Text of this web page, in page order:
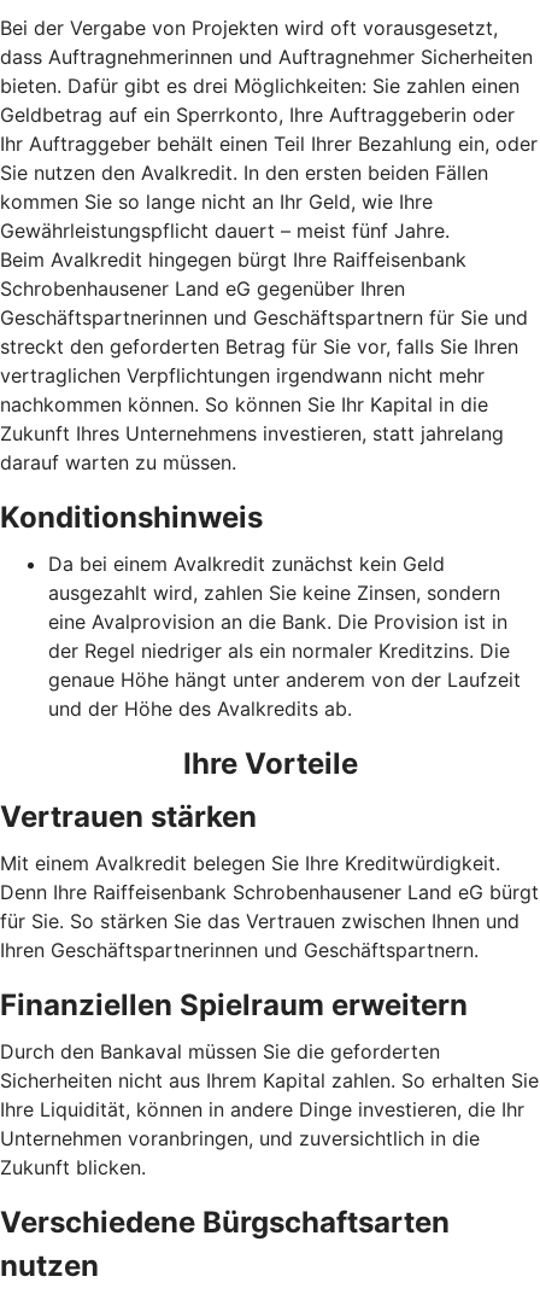
Bei der Vergabe von Projekten wird oft vorausgesetzt,
dass Auftragnehmerinnen und Auftragnehmer Sicherheiten
bieten. Dafür gibt es drei Möglichkeiten: Sie zahlen einen
Geldbetrag auf ein Sperrkonto, Ihre Auftraggeberin oder
Ihr Auftraggeber behält einen Teil Ihrer Bezahlung ein, oder
Sie nutzen den Avalkredit. In den ersten beiden Fällen
kommen Sie so lange nicht an Ihr Geld, wie Ihre
Gewährleistungspflicht dauert – meist fünf Jahre.
Beim Avalkredit hingegen bürgt Ihre Raiffeisenbank
Schrobenhausener Land eG gegenüber Ihren
Geschäftspartnerinnen und Geschäftspartnern für Sie und
streckt den geforderten Betrag für Sie vor, falls Sie Ihren
vertraglichen Verpflichtungen irgendwann nicht mehr
nachkommen können. So können Sie Ihr Kapital in die
Zukunft Ihres Unternehmens investieren, statt jahrelang
darauf warten zu müssen.
Konditionshinweis
Da bei einem Avalkredit zunächst kein Geld
ausgezahlt wird, zahlen Sie keine Zinsen, sondern
eine Avalprovision an die Bank. Die Provision ist in
der Regel niedriger als ein normaler Kreditzins. Die
genaue Höhe hängt unter anderem von der Laufzeit
und der Höhe des Avalkredits ab.
Ihre Vorteile
Vertrauen stärken
Mit einem Avalkredit belegen Sie Ihre Kreditwürdigkeit.
Denn Ihre Raiffeisenbank Schrobenhausener Land eG bürgt
für Sie. So stärken Sie das Vertrauen zwischen Ihnen und
Ihren Geschäftspartnerinnen und Geschäftspartnern.
Finanziellen Spielraum erweitern
Durch den Bankaval müssen Sie die geforderten
Sicherheiten nicht aus Ihrem Kapital zahlen. So erhalten Sie
Ihre Liquidität, können in andere Dinge investieren, die Ihr
Unternehmen voranbringen, und zuversichtlich in die
Zukunft blicken.
Verschiedene Bürgschaftsarten
nutzen